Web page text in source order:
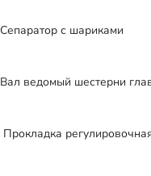
Сепаратор с шариками
Вал ведомый шестерни
Прокладка